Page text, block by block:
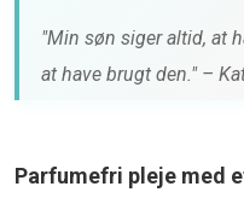
"Min søn siger altid, at
at have brugt den." –
Parfumefri pleje med